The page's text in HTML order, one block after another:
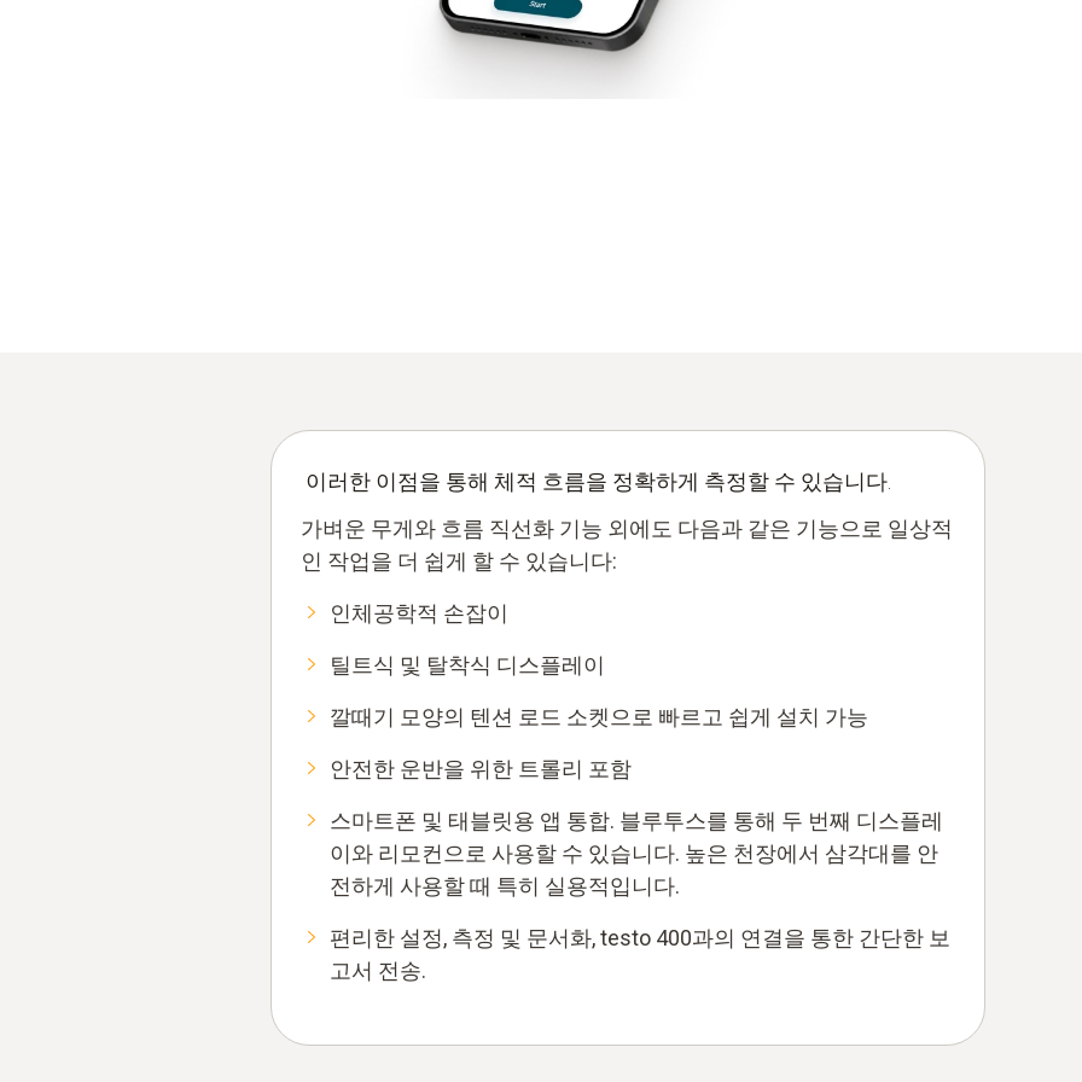
이러한 이점을 통해 체적 흐름을 정확하게 측정할 수 있습니다.
가벼운 무게와 흐름 직선화 기능 외에도 다음과 같은 기능으로 일상적
인 작업을 더 쉽게 할 수 있습니다:
인체공학적 손잡이
틸트식 및 탈착식 디스플레이
깔때기 모양의 텐션 로드 소켓으로 빠르고 쉽게 설치 가능
안전한 운반을 위한 트롤리 포함
스마트폰 및 태블릿용 앱 통합. 블루투스를 통해 두 번째 디스플레
이와 리모컨으로 사용할 수 있습니다. 높은 천장에서 삼각대를 안
전하게 사용할 때 특히 실용적입니다.
편리한 설정, 측정 및 문서화, testo 400과의 연결을 통한 간단한 보
고서 전송.